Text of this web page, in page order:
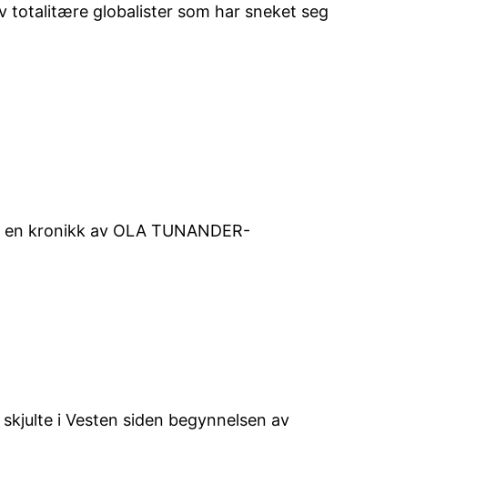
totalitære globalister som har sneket seg
kronikk av OLA TUNANDER-
i Vesten siden begynnelsen av